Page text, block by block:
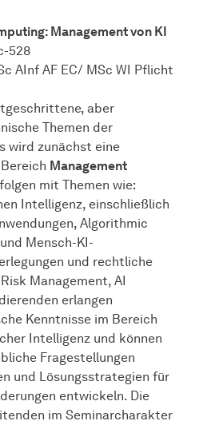
Management von KI
528
AInf AF EC/ MSc WI Pflicht
aber
Themen der
wird zunächst eine
Management
mit Themen wie:
Intelligenz, einschließlich
Algorithmic
Mensch-KI-
und rechtliche
Management, AI
erlangen
Kenntnisse im Bereich
Intelligenz und können
Fragestellungen
und Lösungsstrategien für
entwickeln. Die
im Seminarcharakter